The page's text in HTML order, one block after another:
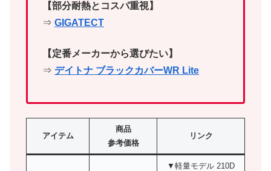
【部分耐熱とコスパ重視】
⇒ GIGATECT
【定番メーカーから選びたい】
⇒ デイトナ ブラックカバーWR Lite
アイテム
商品
参考価格
リンク
▼軽量モデル 210D